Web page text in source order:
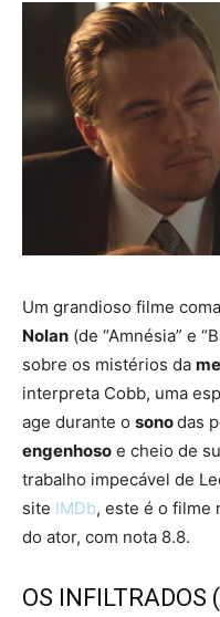
Um grandioso filme
Nolan (de “Amnésia” e
sobre os mistérios da
interpreta Cobb, uma
age durante o sonodas
engenhoso e cheio de
trabalho impecável de
site IMDb, este é o filme
do ator, com nota 8.8.
OS INFILTRADOS